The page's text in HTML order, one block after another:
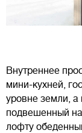
Внутреннее
мини-кухней,
уровне земли,
подвешенный
лофту